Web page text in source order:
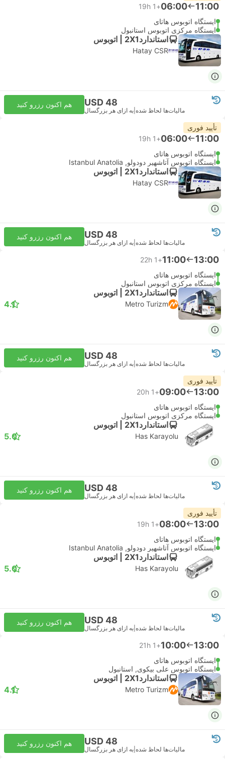
11:00
06:00
+1
19h
ایستگاه اتوبوس هاتای
ایستگاه مرکزی اتوبوس استانبول
استاندارد2X1 | اتوبوس
Hatay CSR
USD 48
مالیات‌ها لحاظ شده به ازای هر بزرگسال
هم اکنون رزرو کنید
تأیید فوری
11:00
06:00
+1
19h
ایستگاه اتوبوس هاتای
ایستگاه اتوبوس آتاشهیر دودولو, Istanbul Anatolia
استاندارد2X1 | اتوبوس
Hatay CSR
USD 48
مالیات‌ها لحاظ شده به ازای هر بزرگسال
هم اکنون رزرو کنید
13:00
11:00
+1
22h
ایستگاه اتوبوس هاتای
ایستگاه مرکزی اتوبوس استانبول
استاندارد2X1 | اتوبوس
Metro Turizm
4.1
USD 48
مالیات‌ها لحاظ شده به ازای هر بزرگسال
هم اکنون رزرو کنید
تأیید فوری
13:00
09:00
+1
20h
ایستگاه اتوبوس هاتای
ایستگاه مرکزی اتوبوس استانبول
استاندارد2X1 | اتوبوس
Has Karayolu
5.0
USD 48
مالیات‌ها لحاظ شده به ازای هر بزرگسال
هم اکنون رزرو کنید
تأیید فوری
13:00
08:00
+1
19h
ایستگاه اتوبوس هاتای
ایستگاه اتوبوس آتاشهیر دودولو, Istanbul Anatolia
استاندارد2X1 | اتوبوس
Has Karayolu
5.0
USD 48
مالیات‌ها لحاظ شده به ازای هر بزرگسال
هم اکنون رزرو کنید
13:00
10:00
+1
21h
ایستگاه اتوبوس هاتای
ایستگاه اتوبوس علی بیکوی, استانبول
استاندارد2X1 | اتوبوس
Metro Turizm
4.1
USD 48
مالیات‌ها لحاظ شده به ازای هر بزرگسال
هم اکنون رزرو کنید